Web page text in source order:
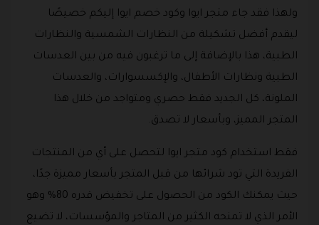
ولهذا فقد جاء متجر ايوا وكود خصم ايوا إليكم خصيصًا
ليقدم أفضل تشكيلة من النظارات الشمسية والنظارات
الطبية، هذا بالإضافة إلى ما ترغبون فيه من بين العدسات
الطبية ونظارات الأطفال، والإكسسوارات، والعدسات
الملونة، كل الجديد فقط حصري ومتواجد من خلال هذا
المتجر المميز، وبأسعار لا تصدق.
فقط استخدام كود متجر ايوا لتحصل على أي من المنتجات
الفريدة التي تود شرائها من قبل المتجر بأسعار مميزة جدًا،
حيث يمكنك الكود من الحصول على تخفيض قدره 80% وهو
الأمر الذي لا تمنحه الكثير من المتاجر والمؤسسات، لا تضيع